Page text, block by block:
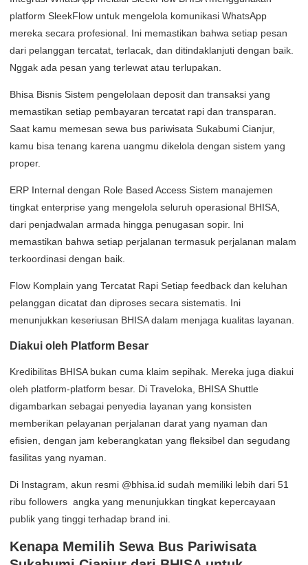
platform SleekFlow untuk mengelola komunikasi WhatsApp
mereka secara profesional. Ini memastikan bahwa setiap pesan
dari pelanggan tercatat, terlacak, dan ditindaklanjuti dengan baik.
Nggak ada pesan yang terlewat atau terlupakan.
Bhisa Bisnis Sistem pengelolaan deposit dan transaksi yang
memastikan setiap pembayaran tercatat rapi dan transparan.
Saat kamu memesan sewa bus pariwisata Sukabumi Cianjur,
kamu bisa tenang karena uangmu dikelola dengan sistem yang
proper.
ERP Internal dengan Role Based Access Sistem manajemen
tingkat enterprise yang mengelola seluruh operasional BHISA,
dari penjadwalan armada hingga penugasan sopir. Ini
memastikan bahwa setiap perjalanan termasuk perjalanan malam
terkoordinasi dengan baik.
Flow Komplain yang Tercatat Rapi Setiap feedback dan keluhan
pelanggan dicatat dan diproses secara sistematis. Ini
menunjukkan keseriusan BHISA dalam menjaga kualitas layanan.
Diakui oleh Platform Besar
Kredibilitas BHISA bukan cuma klaim sepihak. Mereka juga diakui
oleh platform-platform besar. Di Traveloka, BHISA Shuttle
digambarkan sebagai penyedia layanan yang konsisten
memberikan pelayanan perjalanan darat yang nyaman dan
efisien, dengan jam keberangkatan yang fleksibel dan segudang
fasilitas yang nyaman.
Di Instagram, akun resmi @bhisa.id sudah memiliki lebih dari 51
ribu followers angka yang menunjukkan tingkat kepercayaan
publik yang tinggi terhadap brand ini.
Kenapa Memilih Sewa Bus Pariwisata